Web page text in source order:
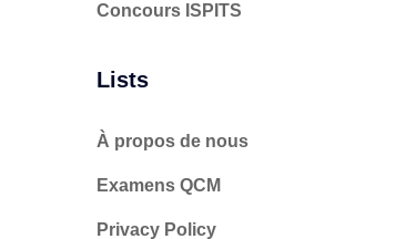
Concours ISPITS
Lists
À propos de nous
Examens QCM
Privacy Policy